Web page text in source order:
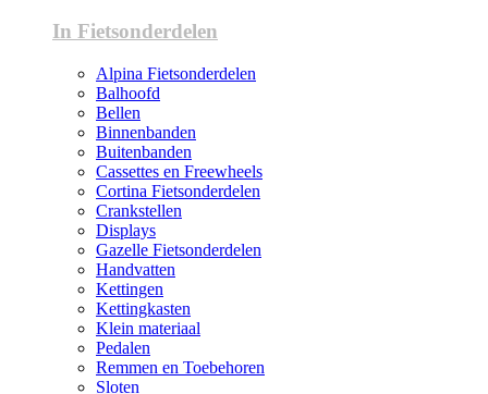
In Fietsonderdelen
Alpina Fietsonderdelen
Balhoofd
Bellen
Binnenbanden
Buitenbanden
Cassettes en Freewheels
Cortina Fietsonderdelen
Crankstellen
Displays
Gazelle Fietsonderdelen
Handvatten
Kettingen
Kettingkasten
Klein materiaal
Pedalen
Remmen en Toebehoren
Sloten